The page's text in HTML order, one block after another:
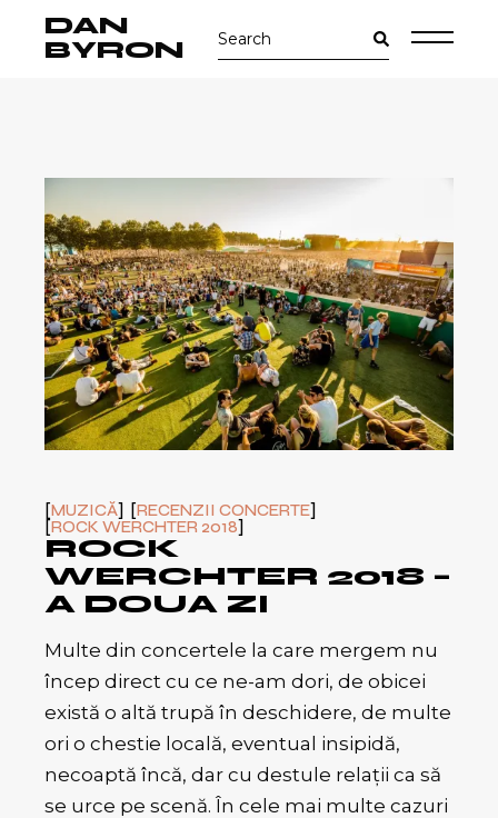
content
DAN
BYRON
for:
MUZICĂ
RECENZII CONCERTE
ROCK WERCHTER 2018
ROCK
WERCHTER 2018 –
A DOUA ZI
Multe din concertele la care mergem nu
încep direct cu ce ne-am dori, de obicei
există o altă trupă în deschidere, de multe
ori o chestie locală, eventual insipidă,
necoaptă încă, dar cu destule relații ca să
se urce pe scenă. În cele mai multe cazuri